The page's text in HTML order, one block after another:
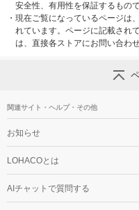
安全性、有用性を保証するもの
・ 現在ご覧になっているページは
れています。ページに記載され
は、直接各ストアにお問い合わ
関連サイト・ヘルプ・その他
お知らせ
LOHACOとは
AIチャットで質問する